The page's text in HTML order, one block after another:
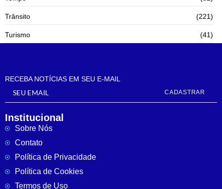
Trânsito (221)
Turismo (41)
RECEBA NOTÍCIAS EM SEU E-MAIL
CADASTRAR
Institucional
Sobre Nós
Contato
Política de Privacidade
Política de Cookies
Termos de Uso